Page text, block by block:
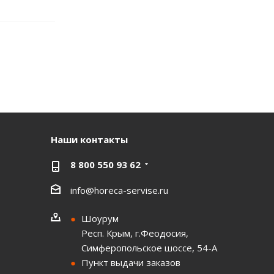
Наши контакты
8 800 550 93 62
info@horeca-servise.ru
Шоурум
Респ. Крым, г.Феодосия,
Симферопольское шоссе, 54-А
Пункт выдачи заказов